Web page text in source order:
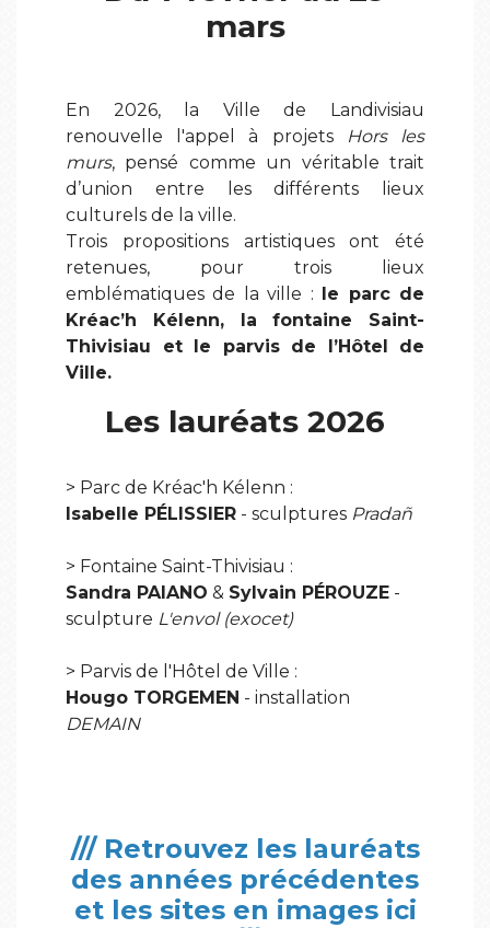
mars
En 2026, la Ville de Landivisiau
renouvelle l'appel à projets
Hors les
murs, pensé comme un véritable trait
d’union entre les différents lieux
culturels de la ville.
Trois propositions artistiques ont été
retenues, pour trois lieux
emblématiques de la ville :
le parc de
Kréac’h Kélenn, la fontaine Saint-
Thivisiau et le parvis de l’Hôtel de
Ville.
Les lauréats 2026
> Parc de Kréac'h Kélenn :
Isabelle PÉLISSIER - sculptures Pradañ
> Fontaine Saint-Thivisiau :
Sandra PAIANO & Sylvain PÉROUZE -
sculpture L'envol (exocet)
> Parvis de l'Hôtel de Ville :
Hougo TORGEMEN - installation
DEMAIN
/// Retrouvez les lauréats
des années précédentes
et les sites en images ici